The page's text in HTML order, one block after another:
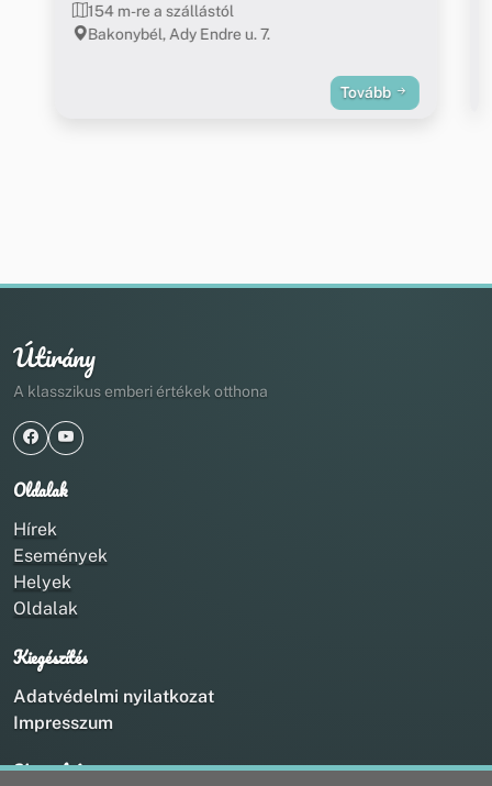
154 m-re a szállástól
Bakonybél, Ady Endre u. 7.
Tovább
Útirány
A klasszikus emberi értékek otthona
Oldalak
Hírek
Események
Helyek
Oldalak
Kiegészítés
Adatvédelmi nyilatkozat
Impresszum
Kapcsolat